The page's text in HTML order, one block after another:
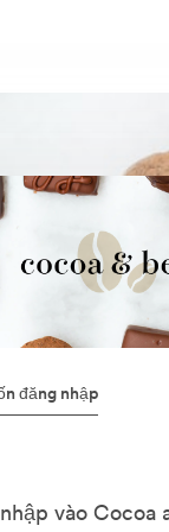
đăng nhập
vào Cocoa